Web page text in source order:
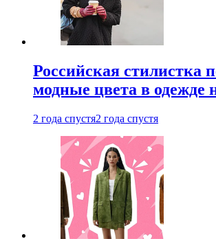
Российская стилистка
модные цвета в одежде
2 года спустя2 года спустя